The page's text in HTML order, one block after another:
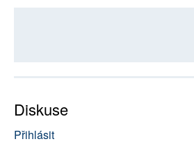
Diskuse
Přihlásit